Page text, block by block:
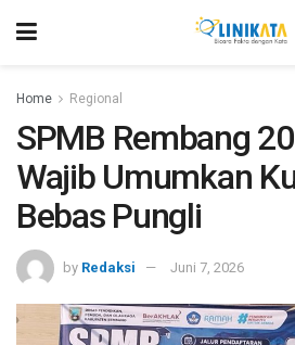
Home Regional
SPMB Rembang
Wajib Umumkan
Bebas Pungli
by Redaksi Juni 7, 2026